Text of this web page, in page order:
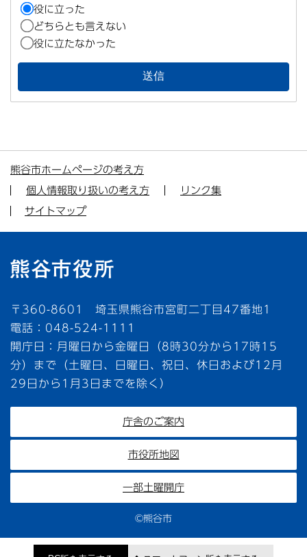
役に立った
どちらとも言えない
役に立たなかった
熊谷市ホームページの考え方
個人情報取り扱いの考え方
リンク集
サイトマップ
〒360-8601 埼玉県熊谷市宮町二丁目47番地1
電話：048-524-1111
開庁日：月曜日から金曜日（8時30分から17時15
分）まで（土曜日、日曜日、祝日、休日および12月
29日から1月3日までを除く）
庁舎のご案内
市役所地図
一部土曜開庁
©熊谷市